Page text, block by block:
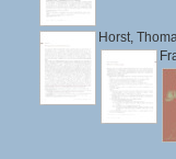
Horst,